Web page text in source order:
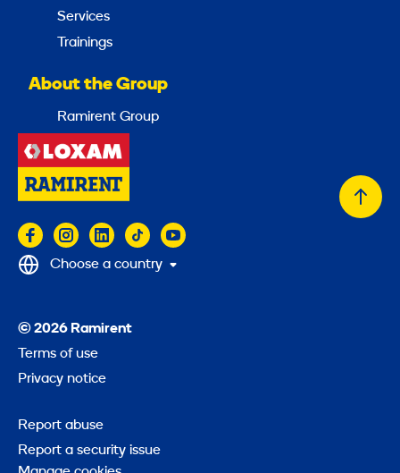
Services
Trainings
About the Group
Ramirent Group
Back
© 2026 Ramirent
Terms of use
Privacy notice
Report abuse
Report a security issue
Choose a country